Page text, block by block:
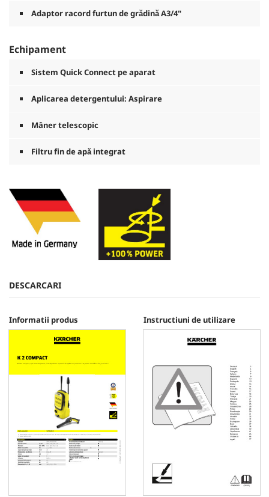
Adaptor racord furtun de grădină A3/4"
Echipament
Sistem Quick Connect pe aparat
Aplicarea detergentului: Aspirare
Mâner telescopic
Filtru fin de apă integrat
DESCARCARI
Informatii produs Instructiuni de utilizare